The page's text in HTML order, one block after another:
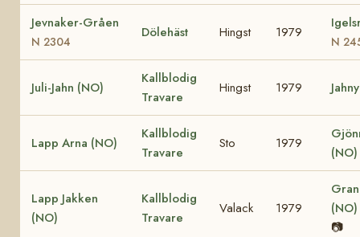
Jevnaker-Gråen
N 2304
Dölehäst Hingst 1979
N
Juli-Jahn (NO)
Kallblodig
Travare
Hingst 1979
Lapp Arna (NO)
Kallblodig
Travare
Sto 1979
(NO)
Lapp Jakken
(NO)
Kallblodig
Travare
Valack 1979
(NO)
📷